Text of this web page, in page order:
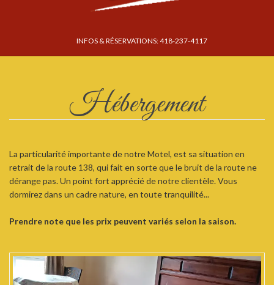
INFOS & RÉSERVATIONS: 418-237-4117
Hébergement
La particularité importante de notre Motel, est sa situation en
retrait de la route 138, qui fait en sorte que le bruit de la route ne
dérange pas. Un point fort apprécié de notre clientèle. Vous
dormirez dans un cadre nature, en toute tranquilité...
Prendre note que les prix peuvent variés selon la saison.